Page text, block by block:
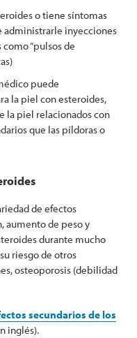
o tiene síntomas
administrarle inyecciones
“pulsos de
puede
la piel con esteroides,
la piel relacionados con
que las píldoras o
de efectos
aumento de peso y
durante mucho
riesgo de otros
osteoporosis (debilidad
secundarios de los
inglés).